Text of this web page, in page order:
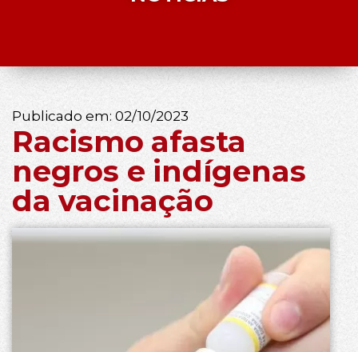
Publicado em: 02/10/2023
Racismo afasta
negros e indígenas
da vacinação